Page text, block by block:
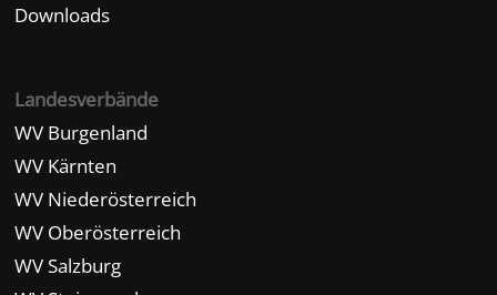
Downloads
Landesverbände
WV Burgenland
WV Kärnten
WV Niederösterreich
WV Oberösterreich
WV Salzburg